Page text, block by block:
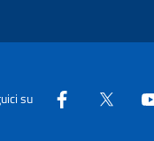
su